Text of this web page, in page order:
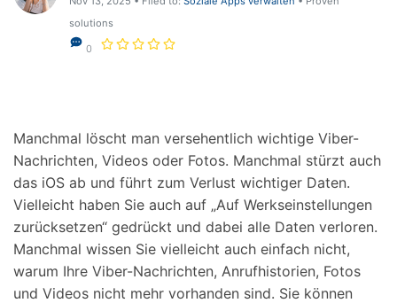
Support
Hilfe und Unterstützung erhalten
DOWNLOAD
solutions
0
Manchmal löscht man versehentlich wichtige Viber-
Nachrichten, Videos oder Fotos. Manchmal stürzt auch
das iOS ab und führt zum Verlust wichtiger Daten.
Vielleicht haben Sie auch auf „Auf Werkseinstellungen
zurücksetzen“ gedrückt und dabei alle Daten verloren.
Manchmal wissen Sie vielleicht auch einfach nicht,
warum Ihre Viber-Nachrichten, Anrufhistorien, Fotos
und Videos nicht mehr vorhanden sind. Sie können